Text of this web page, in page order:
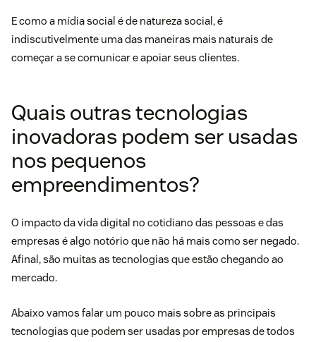
E como a mídia social é de natureza social, é
indiscutivelmente uma das maneiras mais naturais de
começar a se comunicar e apoiar seus clientes.
Quais outras tecnologias
inovadoras podem ser usadas
nos pequenos
empreendimentos?
O impacto da vida digital no cotidiano das pessoas e das
empresas é algo notório que não há mais como ser negado.
Afinal, são muitas as tecnologias que estão chegando ao
mercado.
Abaixo vamos falar um pouco mais sobre as principais
tecnologias que podem ser usadas por empresas de todos